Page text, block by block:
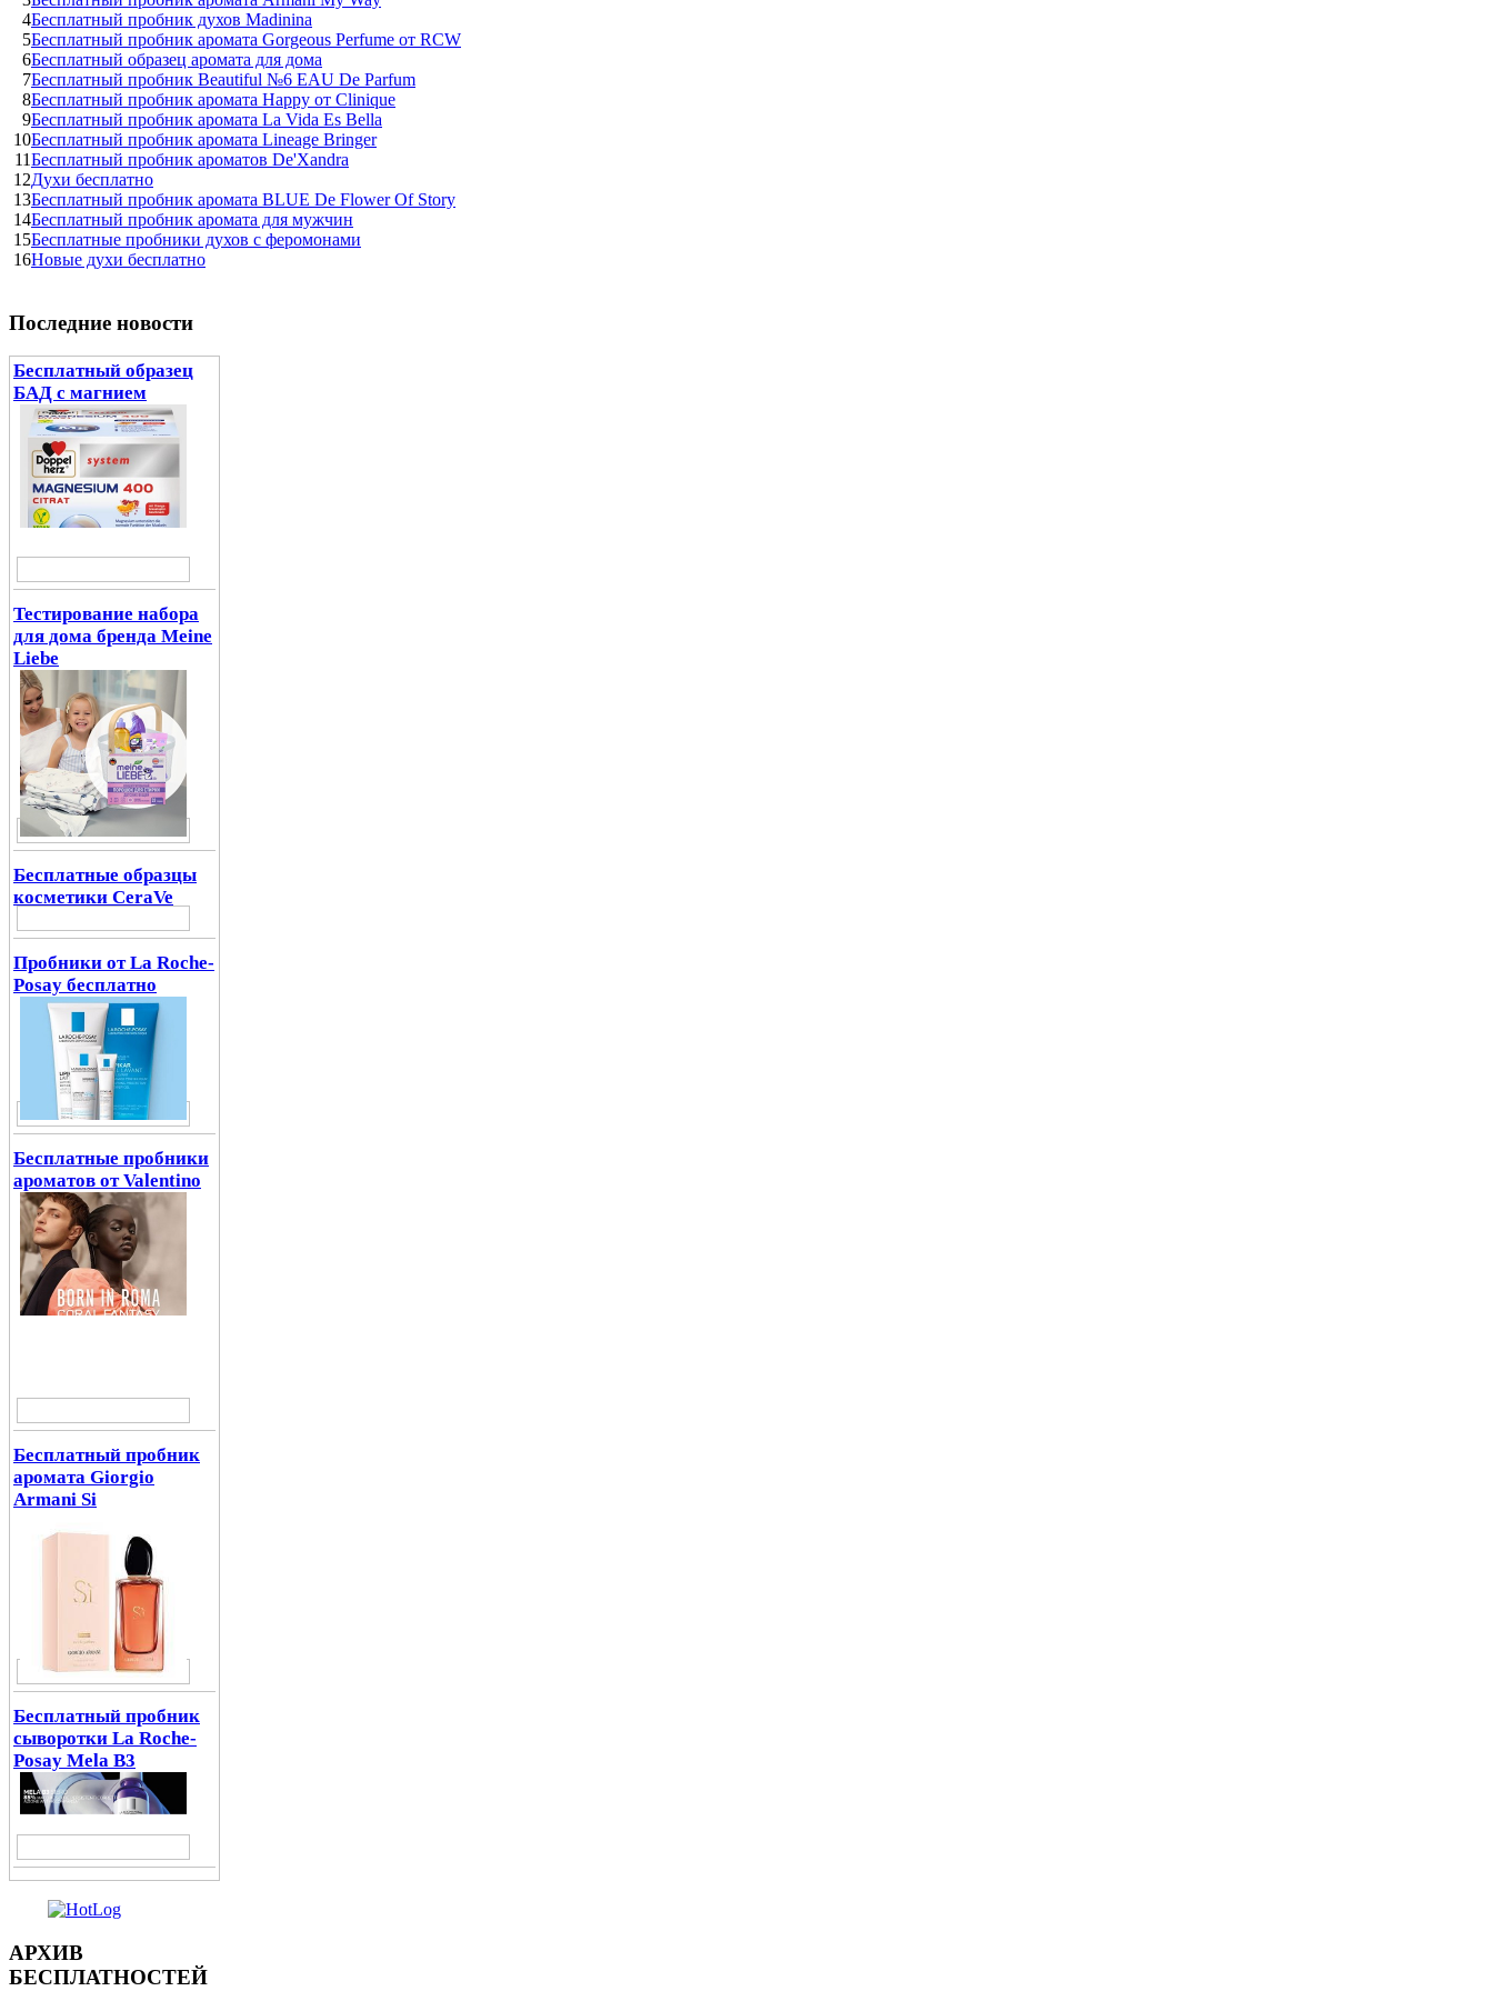
4Бесплатный пробник духов Madinina
5Бесплатный пробник аромата Gorgeous Perfume от RCW
6Бесплатный образец аромата для дома
7Бесплатный пробник Beautiful №6 EAU De Parfum
8Бесплатный пробник аромата Happy от Clinique
9Бесплатный пробник аромата La Vida Es Bella
10Бесплатный пробник аромата Lineage Bringer
11Бесплатный пробник ароматов De'Xandra
12Духи бесплатно
13Бесплатный пробник аромата BLUE De Flower Of Story
14Бесплатный пробник аромата для мужчин
15Бесплатные пробники духов с феромонами
16Новые духи бесплатно
Последние новости
Бесплатный образец
БАД с магнием
Тестирование набора
для дома бренда Meine
Liebe
Бесплатные образцы
косметики CeraVe
Пробники от La Roche-
Posay бесплатно
Бесплатные пробники
ароматов от Valentino
Бесплатный пробник
аромата Giorgio
Armani Si
Бесплатный пробник
сыворотки La Roche-
Posay Mela B3
АРХИВ
БЕСПЛАТНОСТЕЙ